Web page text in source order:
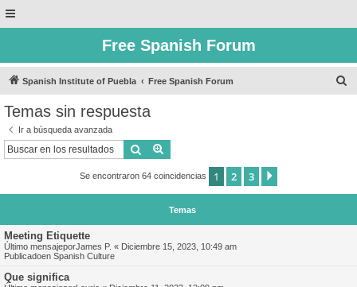
Free Spanish Forum
Spanish Institute of Puebla Free Spanish Forum
Temas sin respuesta
Ir a búsqueda avanzada
Buscar
Se encontraron 64 coincidencias 1 2 3
Temas
Meeting Etiquette
Último mensajeporJames P. « Diciembre 15, 2023, 10:49 am
Publicadoen Spanish Culture
Que significa